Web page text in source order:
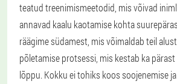
teatud treenimismeetodid, mis võivad
annavad kaalu kaotamise kohta
räägime südamest, mis võimaldab teil
põletamise protsessi, mis kestab ka
lõppu. Kokku ei tohiks koos soojenemise